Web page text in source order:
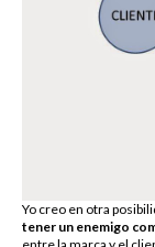
Yo creo en otra
tener un enemigo